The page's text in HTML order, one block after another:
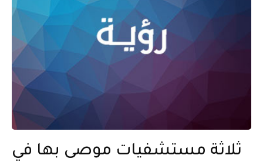
ثلاثة مستشفيات موصى بها في